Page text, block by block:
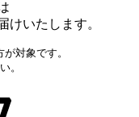
けいたします。
対象です。
。